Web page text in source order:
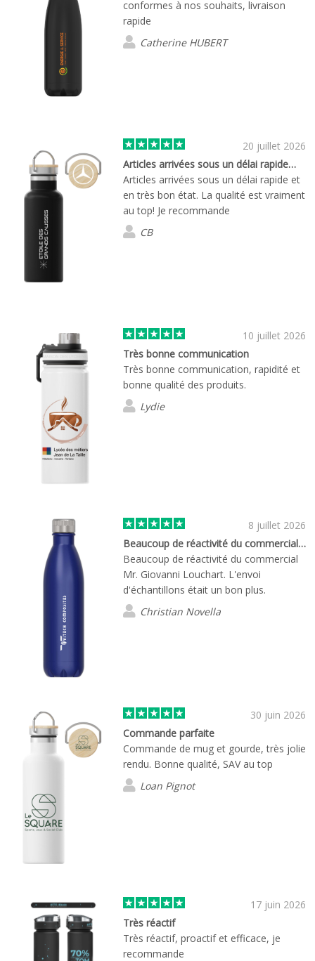
conformes à nos souhaits, livraison
rapide
Catherine HUBERT
20 juillet 2026
Articles arrivées sous un délai rapide…
Articles arrivées sous un délai rapide et
en très bon état. La qualité est vraiment
au top! Je recommande
CB
10 juillet 2026
Très bonne communication
Très bonne communication, rapidité et
bonne qualité des produits.
Lydie
8 juillet 2026
Beaucoup de réactivité du commercial…
Beaucoup de réactivité du commercial
Mr. Giovanni Louchart. L'envoi
d'échantillons était un bon plus.
Christian Novella
30 juin 2026
Commande parfaite
Commande de mug et gourde, très jolie
rendu. Bonne qualité, SAV au top
Loan Pignot
17 juin 2026
Très réactif
Très réactif, proactif et efficace, je
recommande